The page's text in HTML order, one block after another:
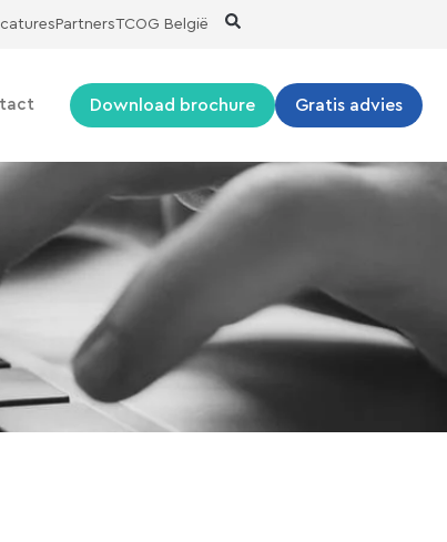
PartnersTCOG België
Download brochure Gratis advies